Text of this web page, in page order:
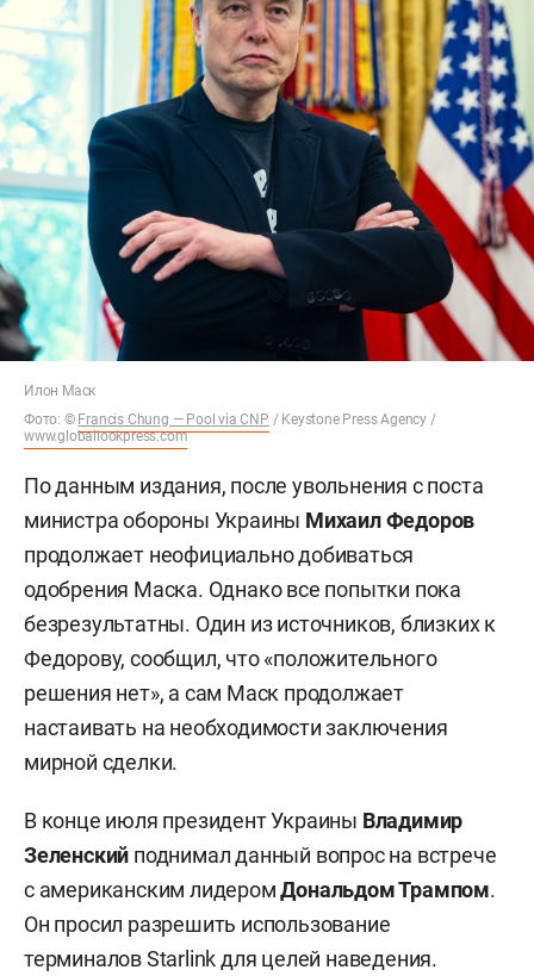
Илон Маск
Фото: © Francis Chung — Pool via CNP / Keystone Press Agency /
www.globallookpress.com
По данным издания, после увольнения с поста
министра обороны Украины Михаил Федоров
продолжает неофициально добиваться
одобрения Маска. Однако все попытки пока
безрезультатны. Один из источников, близких к
Федорову, сообщил, что «положительного
решения нет», а сам Маск продолжает
настаивать на необходимости заключения
мирной сделки.
В конце июля президент Украины Владимир
Зеленский поднимал данный вопрос на встрече
с американским лидеромДональдом Трампом.
Он просил разрешить использование
терминалов Starlink для целей наведения.